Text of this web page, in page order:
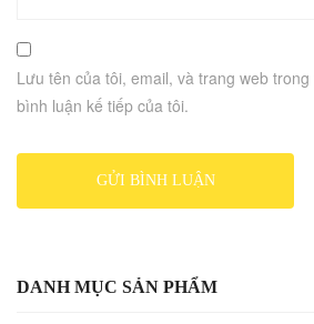
Lưu tên của tôi, email, và trang web
bình luận kế tiếp của tôi.
DANH MỤC SẢN PHẨM